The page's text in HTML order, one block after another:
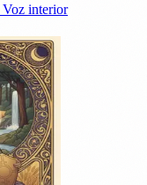
Voz interior